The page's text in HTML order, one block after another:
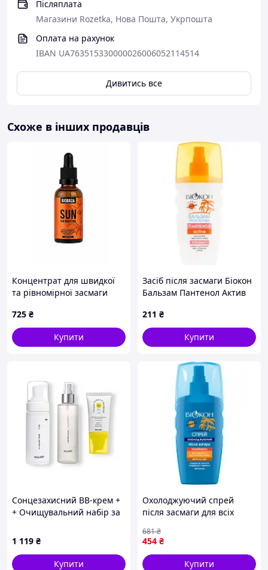
Післяплата
Магазини Rozetka, Нова Пошта, Укрпошта
Оплата на рахунок
IBAN UA763515330000026006052114514
Дивитись все
Схоже в інших продавців
Концентрат для швидкої
та рівномірної засмаги
725 ₴
Купити
Засіб після засмаги Біокон
Бальзам Пантенол Актив
просто
211 ₴
Купити
Сонцезахисний BB-крем +
+ Очищувальний набір за
Hillary
1 119 ₴
Купити
Охолоджуючий спрей
після засмаги для всіх
відновлювальний
захисний 160 мл SPICY
454 ₴
681₴
Купити